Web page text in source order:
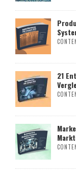
21